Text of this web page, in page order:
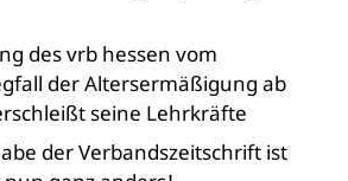
des vrb hessen vom
der Altersermäßigung ab
seine Lehrkräfte
der Verbandszeitschrift ist